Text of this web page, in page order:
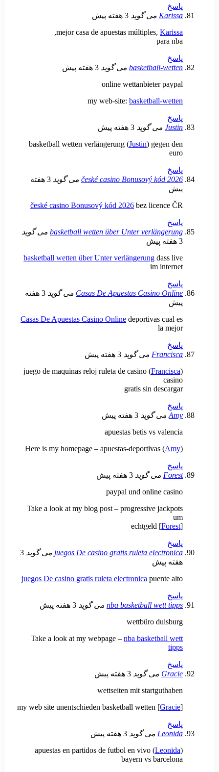
می گوید 3 هفته پیش
mejor casa de apuestas múltiples,
,
می گوید 3 هفته پیش
online
my web-site:
3 هفته پیش
basketball wetten verlängerung (
české casino Bonusový می گوید 3 هفته
české casino Bonusový kód 2026
basketball wetten über Unter می گوید
basketball wetten über Unter verlängerung
Casas De Apuestas می گوید 3 هفته
Casas De Apuestas Casino Online
می گوید 3 هفته پیش
juego de maquinas reloj ruleta de casino (
3 هفته پیش
apuestas betis vs
Here is my homepage – apuestas-
3 هفته پیش
paypal und
Take a look at my blog post – progressive
juegos De casino gratis ruleta می گوید 3
juegos De casino gratis ruleta electronica
nba basketball می گوید 3 هفته پیش
Take a look at my webpage –
می گوید 3 هفته پیش
wettseiten mit
my web site unentschieden basketball wetten [
می گوید 3 هفته پیش
apuestas en partidos de futbol en vivo (
bayern vs